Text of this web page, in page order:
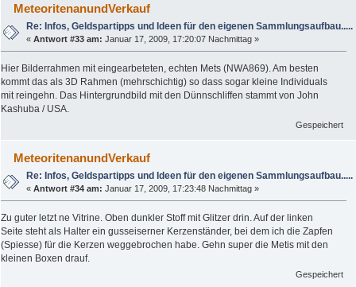
MeteoritenanundVerkauf
Re: Infos, Geldspartipps und Ideen für den eigenen Sammlungsaufbau.....
«Antwort #33 am: Januar 17, 2009, 17:20:07 Nachmittag »
Hier Bilderrahmen mit eingearbeteten, echten Mets (NWA869). Am besten
kommt das als 3D Rahmen (mehrschichtig) so dass sogar kleine Individuals
mit reingehn. Das Hintergrundbild mit den Dünnschliffen stammt von John
Kashuba / USA.
Gespeichert
MeteoritenanundVerkauf
Re: Infos, Geldspartipps und Ideen für den eigenen Sammlungsaufbau.....
«Antwort #34 am: Januar 17, 2009, 17:23:48 Nachmittag »
Zu guter letzt ne Vitrine. Oben dunkler Stoff mit Glitzer drin. Auf der linken
Seite steht als Halter ein gusseiserner Kerzenständer, bei dem ich die Zapfen
(Spiesse) für die Kerzen weggebrochen habe. Gehn super die Metis mit den
kleinen Boxen drauf.
Gespeichert